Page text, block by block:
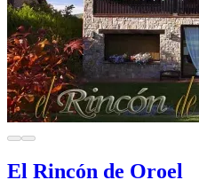
El Rincón de Oroel